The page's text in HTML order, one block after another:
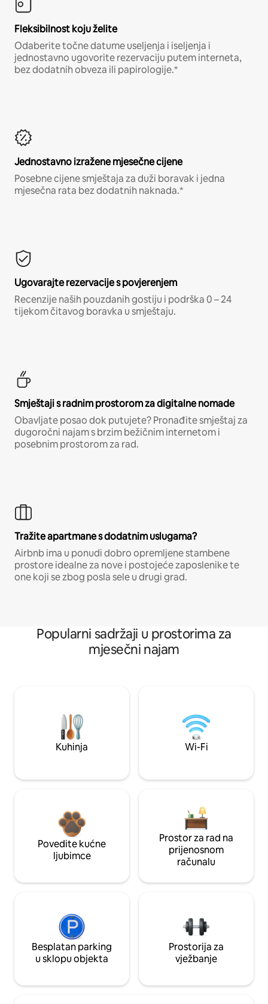
Fleksibilnost koju želite
Odaberite točne datume useljenja i iseljenja i
jednostavno ugovorite rezervaciju putem interneta,
bez dodatnih obveza ili papirologije.*
Jednostavno izražene mjesečne cijene
Posebne cijene smještaja za duži boravak i jedna
mjesečna rata bez dodatnih naknada.*
Ugovarajte rezervacije s povjerenjem
Recenzije naših pouzdanih gostiju i podrška 0 – 24
tijekom čitavog boravka u smještaju.
Smještaji s radnim prostorom za digitalne nomade
Obavljate posao dok putujete? Pronađite smještaj za
dugoročni najam s brzim bežičnim internetom i
posebnim prostorom za rad.
Tražite apartmane s dodatnim uslugama?
Airbnb ima u ponudi dobro opremljene stambene
prostore idealne za nove i postojeće zaposlenike te
one koji se zbog posla sele u drugi grad.
Popularni sadržaji u prostorima za
mjesečni najam
Kuhinja Wi-Fi
Povedite kućne
ljubimce
Prostor za rad na
prijenosnom
računalu
Besplatan parking
u sklopu objekta
Prostorija za
vježbanje